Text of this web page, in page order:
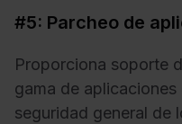
#5: Parcheo de
Proporciona soporte
gama de
seguridad general de